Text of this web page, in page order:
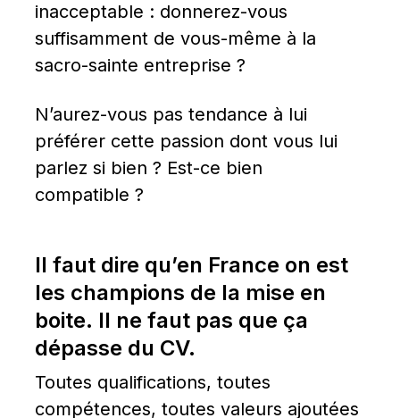
inacceptable : donnerez-vous
suffisamment de vous-même à la
sacro-sainte entreprise ?
N’aurez-vous pas tendance à lui
préférer cette passion dont vous lui
parlez si bien ? Est-ce bien
compatible ?
Il faut dire qu’en France on est
les champions de la mise en
boite. Il ne faut pas que ça
dépasse du CV.
Toutes qualifications, toutes
compétences, toutes valeurs ajoutées